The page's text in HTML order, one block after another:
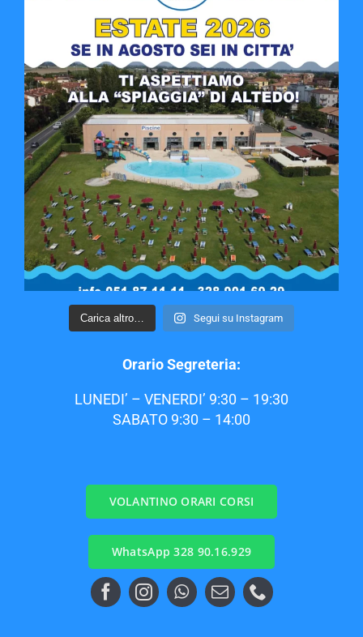
Carica altro… Segui su Instagram
Orario Segreteria:
LUNEDI’ – VENERDI’ 9:30 – 19:30
SABATO 9:30 – 14:00
VOLANTINO ORARI CORSI
WhatsApp 328 90.16.929